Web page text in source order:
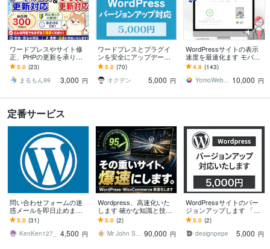
ワードプレスやサイト修
正、PHPの更新を承りま
す Wordpressの更新や改
修、プラグインやPHPの
更新対応
5.0 (23)
まるもん99
3,000 円
ワードプレスとプラグイ
ンを安全にアップデート
します WordPressの更
新、PHPのバージョンア
ップ対応可能
5.0 (70)
オクデン
5,000 円
WordPressサイトの表示
速度を最速化ます モバイ
ル速度100点獲得のプロが
PageSpeed“爆速化”
4.9 (143)
YomoWebbDesign 10,000 円
定番サービス
問い合わせフォームの迷
惑メールを即日止めます
急にスパムが届くように
なったあなたに
5.0 (31)
KenKen127_
4,500 円
Wordpress、高速化いた
します 確かな知識と技術
がなければ達成できない
数値をお約束します。
5.0 (2)
Mr John Smith 90,000 円
WordPressサイトのバー
ジョンアップします 「安
全・安心・確実」をお届
けします！
5.0 (2)
designpepe
5,000 円